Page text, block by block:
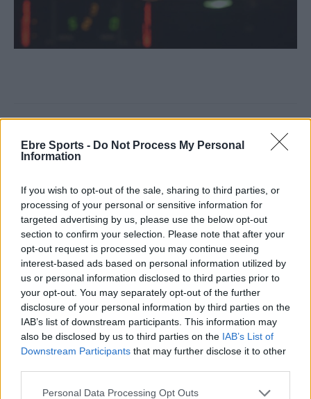
Ebre Sports - Do Not Process My Personal
Information
If you wish to opt-out of the sale, sharing to third parties, or
processing of your personal or sensitive information for
targeted advertising by us, please use the below opt-out
section to confirm your selection. Please note that after your
opt-out request is processed you may continue seeing
interest-based ads based on personal information utilized by
us or personal information disclosed to third parties prior to
your opt-out. You may separately opt-out of the further
disclosure of your personal information by third parties on the
IAB’s list of downstream participants. This information may
also be disclosed by us to third parties on the IAB’s List of
Downstream Participants that may further disclose it to other
Personal Data Processing Opt Outs
Article anterior
El TKD Alfaro campió de
Catalunya sènior masculí per
equips
Article següent
El CCT Tortosa acomiada
l’any amb derrota davant el
CTT Vilanova